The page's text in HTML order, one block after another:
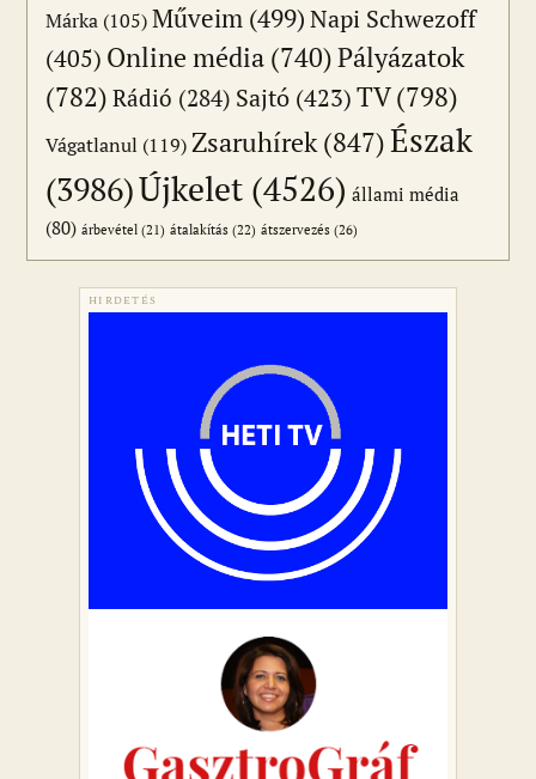
Márka (105) Műveim (499)Napi Schwezoff
(405) Online média (740)Pályázatok
(782) Rádió (284) Sajtó (423)TV(798)
Vágatlanul (119) Zsaruhírek (847)Észak
(3986)Újkelet (4526) állami média
(80) árbevétel (21) átalakítás (22) átszervezés (26)
HIRDETÉS